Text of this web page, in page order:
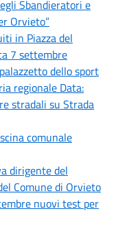
Sbandieratori e
Orvieto”
in Piazza del
7 settembre
dello sport
regionale Data:
stradali su Strada
comunale
dirigente del
Comune di Orvieto
nuovi test per